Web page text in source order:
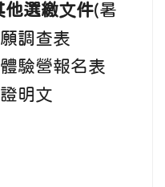
他選繳文件(暑
調查表
驗營報名表
明文